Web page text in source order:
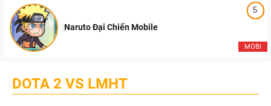
5
MOBI
Naruto Đại Chiến Mobile
DOTA 2 VS LMHT